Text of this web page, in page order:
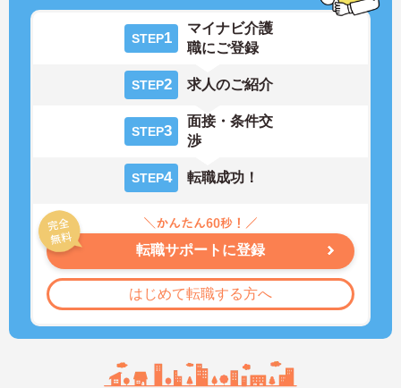
STEP1
マイナビ介護
職にご登録
STEP2 求人のご紹介
STEP3
面接・条件交
渉
STEP4 転職成功！
転職サポートに登録
はじめて転職する方へ